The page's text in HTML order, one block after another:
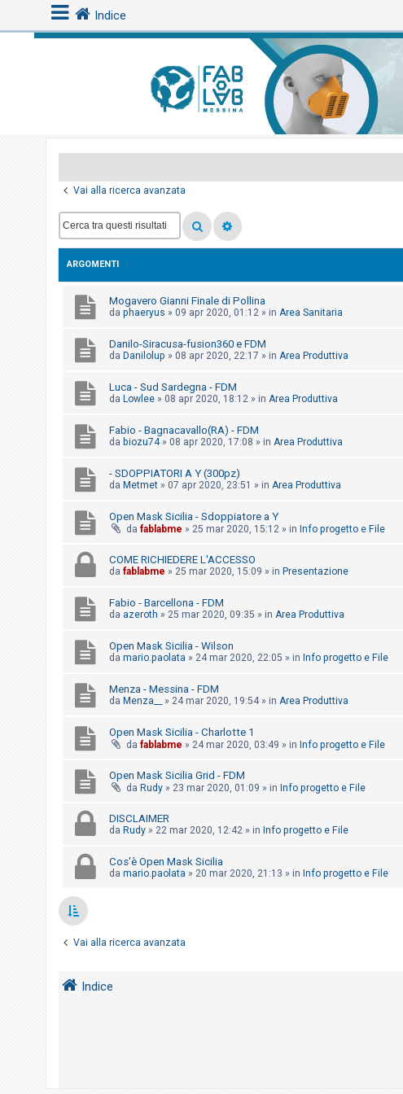
Indice
Vai alla ricerca avanzata
ARGOMENTI
Mogavero Gianni Finale di Pollina
da phaeryus » 09 apr 2020, 01:12 » in Area Sanitaria
Danilo-Siracusa-fusion360 e FDM
da Danilolup » 08 apr 2020, 22:17 » in Area Produttiva
Luca - Sud Sardegna - FDM
da Lowlee » 08 apr 2020, 18:12 » in Area Produttiva
Fabio - Bagnacavallo(RA) - FDM
da biozu74» 08 apr 2020, 17:08 » in Area Produttiva
- SDOPPIATORI A Y (300pz)
da Metmet » 07 apr 2020, 23:51 » in Area Produttiva
Open Mask Sicilia - Sdoppiatore a Y
da fablabme » 25 mar 2020, 15:12 » in Info progetto e File
COME RICHIEDERE L'ACCESSO
da fablabme » 25 mar 2020, 15:09 » in Presentazione
Fabio - Barcellona - FDM
da azeroth » 25 mar 2020, 09:35 » in Area Produttiva
Open Mask Sicilia - Wilson
da mario.paolata » 24 mar 2020, 22:05 » in Info progetto e File
Menza - Messina - FDM
da Menza__ » 24 mar 2020, 19:54» in Area Produttiva
Open Mask Sicilia - Charlotte 1
da fablabme » 24 mar 2020, 03:49 » in Info progetto e File
Open Mask Sicilia Grid - FDM
da Rudy » 23 mar 2020, 01:09 » in Info progetto e File
DISCLAIMER
da Rudy » 22 mar 2020, 12:42 » in Info progetto e File
Cos'è Open Mask Sicilia
da mario.paolata » 20 mar 2020, 21:13 » in Info progetto e File
Vai alla ricerca avanzata
Indice